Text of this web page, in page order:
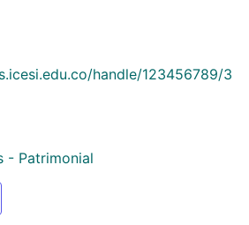
handle/123456789/3
- Patrimonial